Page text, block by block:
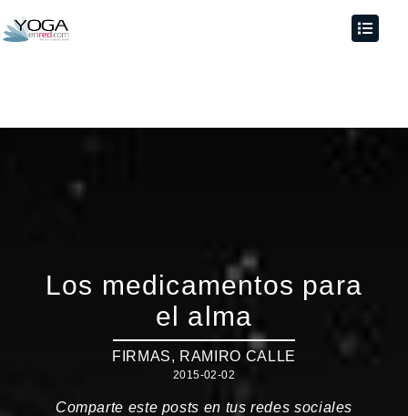
Los medicamentos para
el alma
FIRMAS, RAMIRO CALLE
2015-02-02
Comparte este posts en tus redes sociales